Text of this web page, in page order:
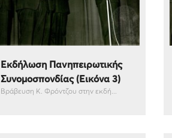
Εκδήλωση Πανηπειρωτικής
Συνομοσπονδίας (Εικόνα 3)
Βράβευση Κ. Φρόντζου στην εκδή...